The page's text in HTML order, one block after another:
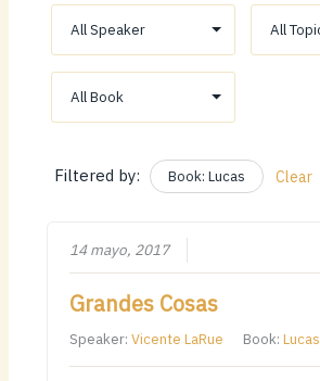
Filtered by: Book: Lucas Clear
14 mayo, 2017
Grandes Cosas
Speaker:Vicente LaRue Book:Lucas